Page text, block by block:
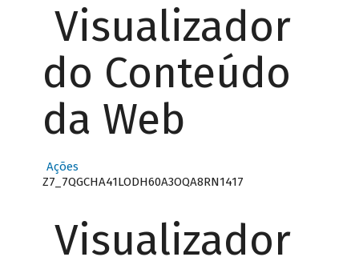
Visualizador
do Conteúdo
da Web
Ações
Z7_7QGCHA41LODH60A3OQA8RN1417
Visualizador